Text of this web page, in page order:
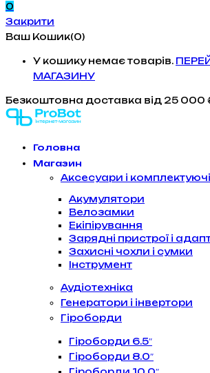
0
Закрити
Ваш Кошик(0)
У кошику немає товарів.
МАГАЗИНУ
Безкоштовна доставка від 25 000
Головна
Магазин
Аксесуари і комплектуючі
Акумулятори
Велозамки
Екіпірування
Зарядні пристрої і
Захисні чохли і сумки
Інструмент
Аудіотехніка
Генератори і інвертори
Гіроборди
Гіроборди 6.5″
Гіроборди 8.0″